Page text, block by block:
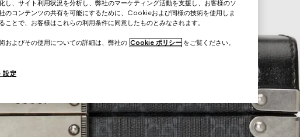
し、サイト利用状況を分析し、弊社のマーケティング活動を支援し、お客様のソ
のコンテンツの共有を可能にするために、Cookieおよび同様の技術を使用しま
ことで、お客様はこれらの利用条件に同意したものとみなされます。
およびその使用についての詳細は、弊社の Cookie ポリシー をご覧ください。
定